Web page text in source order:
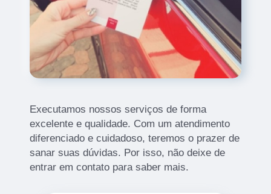
Executamos nossos serviços de forma
excelente e qualidade. Com um atendimento
diferenciado e cuidadoso, teremos o prazer de
sanar suas dúvidas. Por isso, não deixe de
entrar em contato para saber mais.